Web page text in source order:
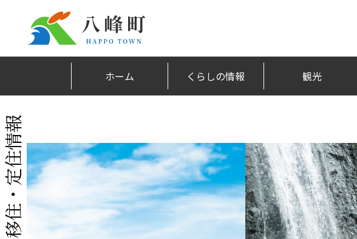
ホーム くらしの情報 観光
移住・定住情報